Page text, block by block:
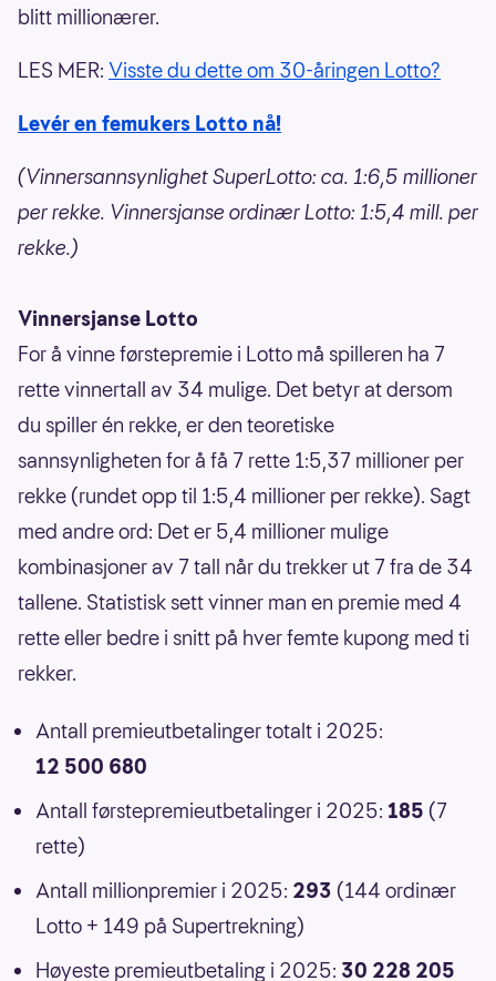
blitt millionærer.
LES MER: Visste du dette om 30-åringen Lotto?
Levér en femukers Lotto nå!
(Vinnersannsynlighet SuperLotto: ca. 1:6,5 millioner
per rekke. Vinnersjanse ordinær Lotto: 1:5,4 mill. per
rekke.)
Vinnersjanse Lotto
For å vinne førstepremie i Lotto må spilleren ha 7
rette vinnertall av 34 mulige. Det betyr at dersom
du spiller én rekke, er den teoretiske
sannsynligheten for å få 7 rette 1:5,37 millioner per
rekke (rundet opp til 1:5,4 millioner per rekke). Sagt
med andre ord: Det er 5,4 millioner mulige
kombinasjoner av 7 tall når du trekker ut 7 fra de 34
tallene. Statistisk sett vinner man en premie med 4
rette eller bedre i snitt på hver femte kupong med ti
rekker.
Antall premieutbetalinger totalt i 2025:
12 500 680
Antall førstepremieutbetalinger i 2025: 185 (7
rette)
Antall millionpremier i 2025: 293 (144 ordinær
Lotto + 149 på Supertrekning)
Høyeste premieutbetaling i 2025: 30 228 205